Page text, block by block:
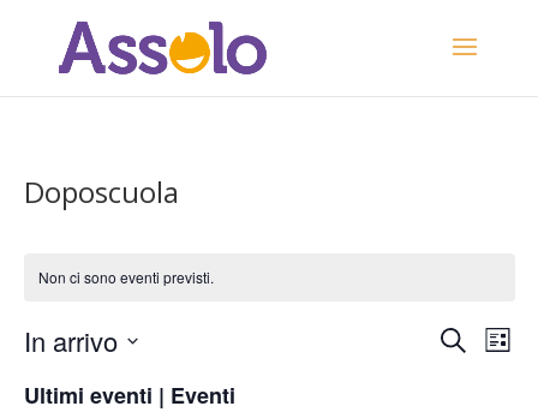
Doposcuola
Non ci sono eventi previsti.
Eventi
Cerca Lista
In arrivo
la
Ultimi eventi | Eventi